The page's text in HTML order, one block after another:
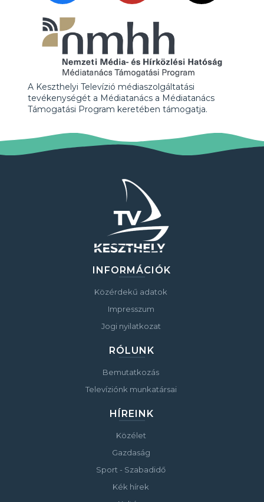
A Keszthelyi Televízió médiaszolgáltatási
tevékenységét a Médiatanács a Médiatanács
Támogatási Program keretében támogatja.
INFORMÁCIÓK
Közérdekű adatok
Impresszum
Jogi nyilatkozat
RÓLUNK
Bemutatkozás
Televíziónk munkatársai
HÍREINK
Közélet
Gazdaság
Sport - Szabadidő
Kék hírek